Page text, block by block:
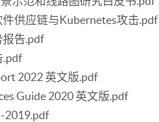
供应链与Kubernetes攻击.pdf
告.pdf
.pdf
2022 英文版.pdf
Guide 2020 英文版.pdf
2019.pdf